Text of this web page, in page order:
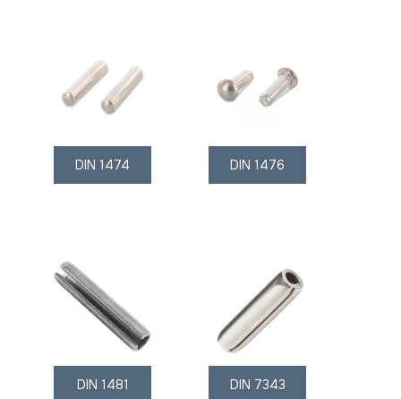
DIN 1474 DIN 1476
DIN 1481 DIN 7343